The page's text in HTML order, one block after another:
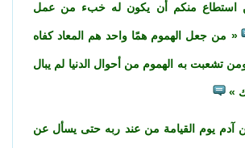
استطاع منكم أن يكون له خبء من عمل
من جعل الهموم همًا واحد هم المعاد كفاه
تشعبت به الهموم من أحوال الدنيا لم يبال
آدم يوم القيامة من عند ربه حتى يسأل عن